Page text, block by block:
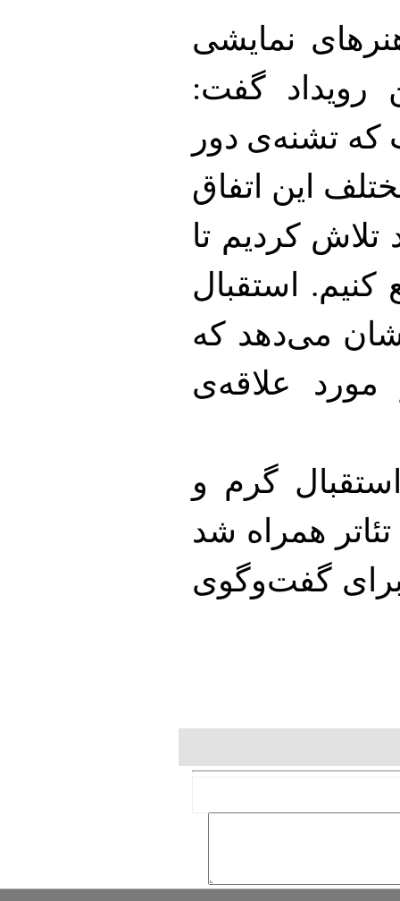
نمایشی
رویداد گفت:
که تشنه‌ی دور
این اتفاق
کردیم تا
کنیم. استقبال
می‌دهد که
مورد علاقه‌ی
گرم و
همراه شد
گفت‌وگوی